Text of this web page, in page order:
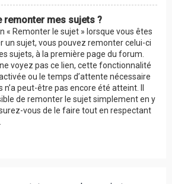
remonter mes sujets ?
« Remonter le sujet » lorsque vous êtes
un sujet, vous pouvez remonter celui-ci
sujets, à la première page du forum.
voyez pas ce lien, cette fonctionnalité
ou le temps d’attente nécessaire
peut-être pas encore été atteint. Il
de remonter le sujet simplement en y
vous de le faire tout en respectant